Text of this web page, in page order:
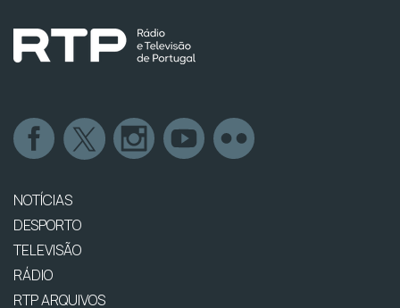
NOTÍCIAS
DESPORTO
TELEVISÃO
RÁDIO
RTP ARQUIVOS